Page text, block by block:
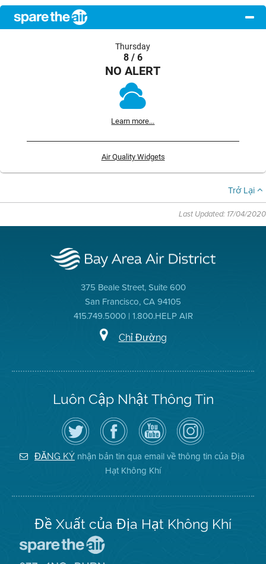
Thursday
8 / 6
NO ALERT
Learn more...
Air Quality Widgets
Trở Lại
Last Updated: 17/04/2020
375 Beale Street, Suite 600
San Francisco, CA 94105
415.749.5000 | 1.800.HELP AIR
Chỉ Đường
Luôn Cập Nhật Thông Tin
Hãy
theo
dõi
Địa
Hạt
Không
Truy
cập
Trang
Facebook
của
Địa
Hạt
Kênh
YouTube
của
Địa
Hạt
Không
Khí
Air
District
on
Instagram
ĐĂNG KÝ nhận bản tin qua email về thông tin của Địa
Hạt Không Khí
Đề Xuất của Địa Hạt Không Khí